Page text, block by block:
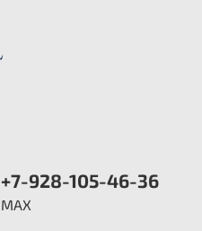
+7-928-105-46-36
MAX